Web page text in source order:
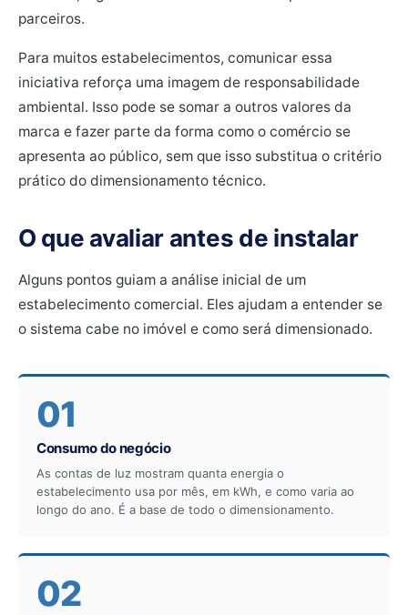
parceiros.
Para muitos estabelecimentos, comunicar essa
iniciativa reforça uma imagem de responsabilidade
ambiental. Isso pode se somar a outros valores da
marca e fazer parte da forma como o comércio se
apresenta ao público, sem que isso substitua o critério
prático do dimensionamento técnico.
O que avaliar antes de instalar
Alguns pontos guiam a análise inicial de um
estabelecimento comercial. Eles ajudam a entender se
o sistema cabe no imóvel e como será dimensionado.
01
Consumo do negócio
As contas de luz mostram quanta energia o
estabelecimento usa por mês, em kWh, e como varia ao
longo do ano. É a base de todo o dimensionamento.
02